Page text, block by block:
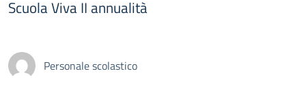
Scuola Viva II annualità
Personale scolastico